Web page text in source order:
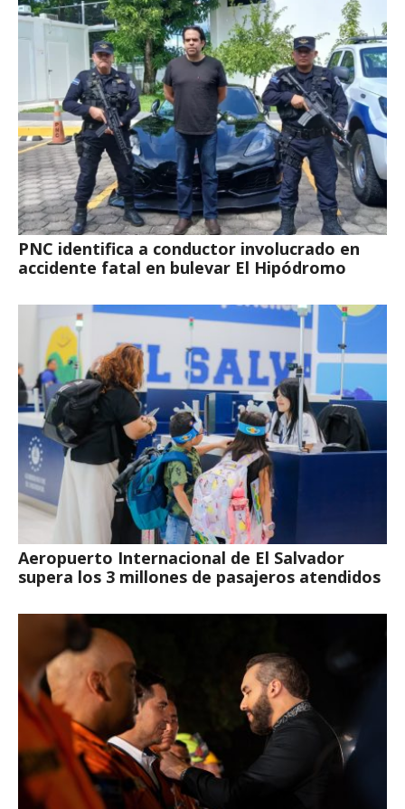
PNC identifica a conductor involucrado en
accidente fatal en bulevar El Hipódromo
Aeropuerto Internacional de El Salvador
supera los 3 millones de pasajeros atendidos